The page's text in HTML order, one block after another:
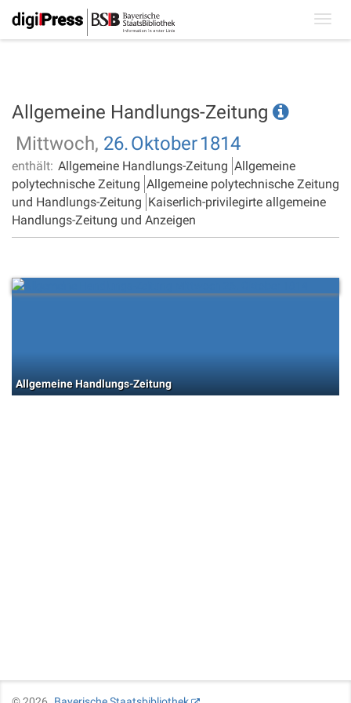
Allgemeine Handlungs-Zeitung
Mittwoch, 26.Oktober1814
enthält: Allgemeine Handlungs-Zeitung Allgemeine
polytechnische Zeitung Allgemeine polytechnische Zeitung
und Handlungs-Zeitung Kaiserlich-privilegirte allgemeine
Handlungs-Zeitung und Anzeigen
Allgemeine Handlungs-Zeitung